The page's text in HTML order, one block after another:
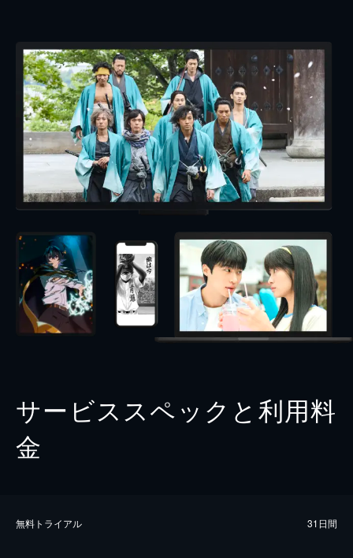
サービススペックと利用料
金
無料トライアル 31日間